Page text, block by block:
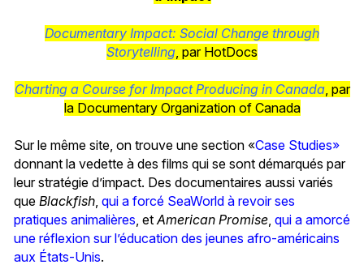
Documentary Impact: Social Change through
Storytelling , par HotDocs
Charting a Course for Impact Producing in Canada, par
la Documentary Organization of Canada
Sur le même site, on trouve une section «Case Studies»
donnant la vedette à des films qui se sont démarqués par
leur stratégie d’impact. Des documentaires aussi variés
que Blackfish qui a forcé SeaWorld à revoir ses
pratiques animalières , et American Promise qui a amorcé
une réflexion sur l’éducation des jeunes afro-américains
aux États-Unis.